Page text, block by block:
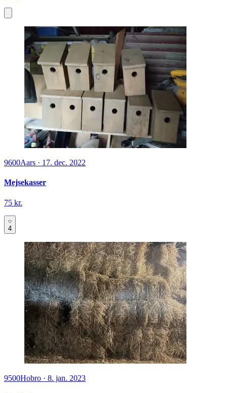
9600Aars · 17. dec. 2022
Mejsekasser
75 kr.
4
9500Hobro · 8. jan. 2023